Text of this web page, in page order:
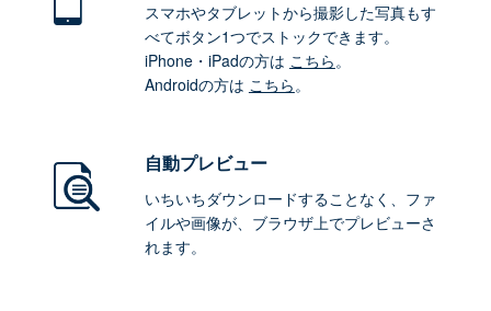
スマホやタブレットから撮影した写真もす
べてボタン1つでストックできます。
iPhone・iPadの方は こちら。
Androidの方は こちら。
自動プレビュー
いちいちダウンロードすることなく、ファ
イルや画像が、ブラウザ上でプレビューさ
れます。